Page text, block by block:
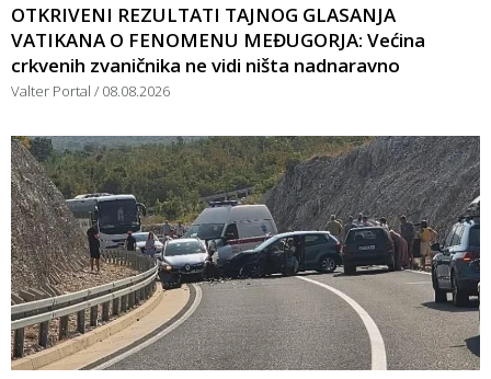
OTKRIVENI REZULTATI TAJNOG GLASANJA
VATIKANA O FENOMENU MEĐUGORJA: Većina
crkvenih zvaničnika ne vidi ništa nadnaravno
Valter Portal 08.08.2026